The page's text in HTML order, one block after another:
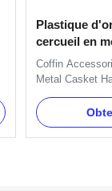
Plastique
cercueil en
H9021 de
Coffin
Metal Casket
Specification:
brackets,
Clients'
Material Plastic